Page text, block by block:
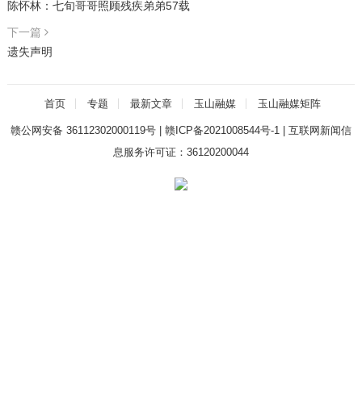
陈怀林：七旬哥哥照顾残疾弟弟57载
下一篇
遗失声明
首页 专题 最新文章 玉山融媒 玉山融媒矩阵
赣公网安备 36112302000119号| 赣ICP备2021008544号-1| 互联网新闻信
息服务许可证：36120200044